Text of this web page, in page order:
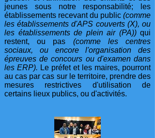
jeunes sous notre responsabilité; les
établissements recevant du public (comme
les établissements d'APS couverts (X), ou
les établissements de plein air (PA))qui
restent, ou pas (comme les centres
sociaux, ou encore l'organisation des
épreuves de concours ou d'examen dans
les ERP). Le préfet et les maires, pourront
au cas par cas sur le territoire, prendre des
mesures restrictives d'utilisation de
certains lieux publics, ou d'activités.